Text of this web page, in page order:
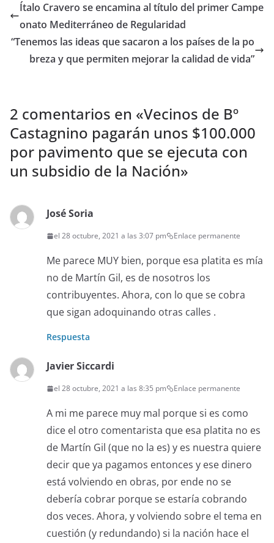
Ítalo Cravero se encamina al título del primer Campe
onato Mediterráneo de Regularidad
“Tenemos las ideas que sacaron a los países de la po
breza y que permiten mejorar la calidad de vida”
2 comentarios en «Vecinos de Bº
Castagnino pagarán unos $100.000
por pavimento que se ejecuta con
un subsidio de la Nación»
José Soria
el 28 octubre, 2021 a las 3:07 pm Enlace permanente
Me parece MUY bien, porque esa platita es mía
no de Martín Gil, es de nosotros los
contribuyentes. Ahora, con lo que se cobra
que sigan adoquinando otras calles .
Respuesta
Javier Siccardi
el 28 octubre, 2021 a las 8:35 pm Enlace permanente
A mi me parece muy mal porque si es como
dice el otro comentarista que esa platita no es
de Martín Gil (que no la es) y es nuestra quiere
decir que ya pagamos entonces y ese dinero
está volviendo en obras, por ende no se
debería cobrar porque se estaría cobrando
dos veces. Ahora, y volviendo sobre el tema en
cuestión (y redundando) si la nación hace el